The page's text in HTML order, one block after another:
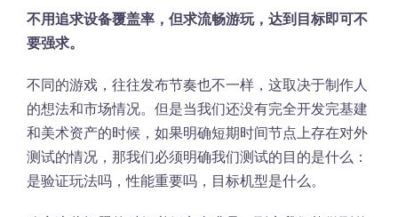
不用追求设备覆盖率，但求流畅游玩，达到目标即可不
要强求。
不同的游戏，往往发布节奏也不一样，这取决于制作人
的想法和市场情况。但是当我们还没有完全开发完基建
和美术资产的时候，如果明确短期时间节点上存在对外
测试的情况，那我们必须明确我们测试的目的是什么：
是验证玩法吗，性能重要吗，目标机型是什么。